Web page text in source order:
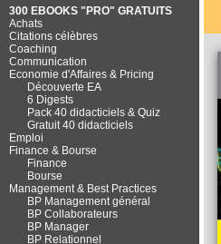
300 EBOOKS "PRO" GRATUITS
Achats
Citations célèbres
Coaching
Communication
Economie d'Affaires & Pricing
Découverte EA
6 Digests
Pack 40 didacticiels & Quiz
Gratuit 40 didacticiels
Emploi
Finance & Bourse
Finance
Bourse
Management & Best Practices
BP Management général
BP Collaborateurs
BP Manager
BP Relationnel